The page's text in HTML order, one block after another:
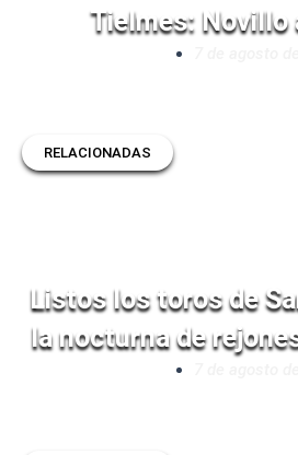
Tielmes: Novillo
RELACIONADAS
Listos los toros de
la nocturna de